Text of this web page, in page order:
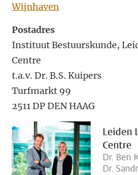
Wijnhaven
Postadres
Instituut Bestuurskunde,
Centre
t.a.v. Dr. B.S. Kuipers
Turfmarkt 99
2511 DP DEN HAAG
Leiden
Centre
Dr. Ben
Dr.